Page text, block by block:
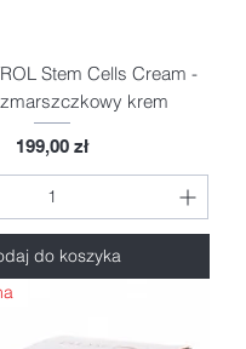
Stem Cells Cream -
krem
Cena
199,00 zł
do koszyka